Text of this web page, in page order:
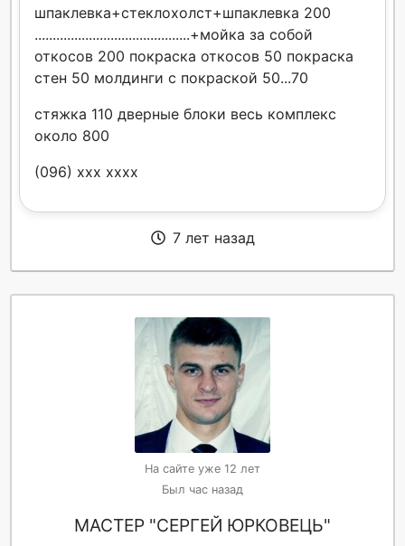
шпаклевка+стеклохолст+шпаклевка 200
...........................................+мойка за собой
откосов 200 покраска откосов 50 покраска
стен 50 молдинги с покраской 50...70
стяжка 110 дверные блоки весь комплекс
около 800
(096) xxx xxxx
7 лет назад
На сайте уже 12 лет
Был час назад
МАСТЕР "СЕРГЕЙ ЮРКОВЕЦЬ"